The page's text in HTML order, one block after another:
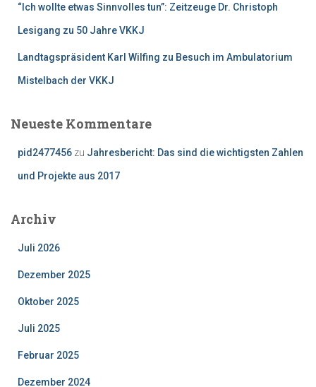
“Ich wollte etwas Sinnvolles tun”: Zeitzeuge Dr. Christoph
Lesigang zu 50 Jahre VKKJ
Landtagspräsident Karl Wilfing zu Besuch im Ambulatorium
Mistelbach der VKKJ
Neueste Kommentare
pid2477456 zu Jahresbericht: Das sind die wichtigsten Zahlen
und Projekte aus 2017
Archiv
Juli 2026
Dezember 2025
Oktober 2025
Juli 2025
Februar 2025
Dezember 2024